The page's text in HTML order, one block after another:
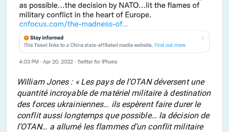
William Jones : « Les pays de l’OTAN déversent une
quantité incroyable de matériel militaire à destination
des forces ukrainiennes… ils espèrent faire durer le
conflit aussi longtemps que possible… la décision de
l’OTAN… a allumé les flammes d’un conflit militaire